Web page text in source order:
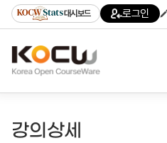
기
기
기
content)
가
대시보드 로그인
강의상세